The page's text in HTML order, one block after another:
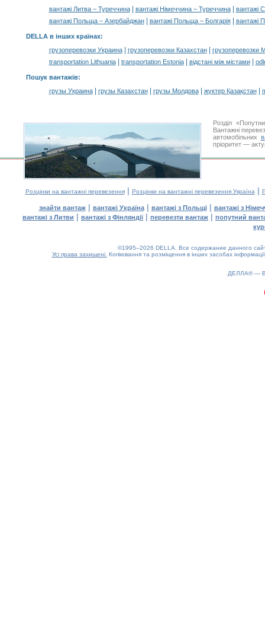
вантажі Литва – Туреччина| вантажі Німеччина – Туреччина|
вантажі
вантажі Польща – Азербайджан| вантажі Польща – Болгарія| вантажі
DELLA в інших країнах:
грузоперевозки Украина| грузоперевозки Казахстан|
грузоперевозки
transportation Lithuania| transportation Estonia| відстані між містами|
Пошук вантажів:
грузы Украина| грузы Казахстан| грузы Молдова| жүктер Қазақстан|
Розділ
Вантажні
автомобільних
пріоритет —
Розцінки на вантажні перевезення| Розцінки на вантажні перевезення Україна |
знайти вантаж| вантажі Україна| вантажі з Польщі| вантажі з
вантажі з Литви | вантажі з Фінляндії| перевезти вантаж | попутний
©1995–2026 DELLA. Все содержание данного
Усі права захищені. Копіювання та розміщення в інших засобах
ДЕЛЛА® —